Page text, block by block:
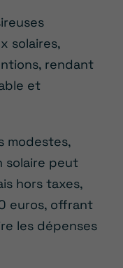
solaires,
rendant
et
modestes,
solaire peut
hors taxes,
euros, offrant
les dépenses